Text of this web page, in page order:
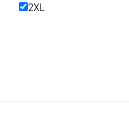
2XL